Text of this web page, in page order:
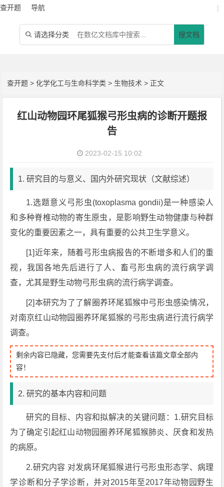
查开题 导航 |
 请选择分类 搜文档
查开题 >化学化工与生命科学类 > 生物技术 > 正文
红山动物园环尾狐猴弓形虫病的诊断开题报
告
2023-02-15 10:02
1. 研究目的与意义、国内外研究现状（文献综述）
1.选题意义弓形虫(toxoplasma gondii)是一种感染人
和多种脊椎动物的寄生原虫，是影响野生动物健康与种群
变化的重要因素之一，具有重要的公共卫生学意义。
[1]近年来，随着弓形虫病报告的不断增多和人们的重
视，我国各地先后进行了人、畜弓形虫病的流行病学调
查，尤其是野生动物弓形虫病的流行病学调查。
[2]本研究为了了解圈养环尾狐猴中弓形虫感染情况，
对南京红山动物园圈养环尾狐猴的弓形虫病进行流行病学
调查。
剩余内容已隐藏，您需要先支付后才能查看该篇文章全部内
容！
2. 研究的基本内容和问题
研究的目标、内容和拟解决的关键问题：1.研究目标
为了确定引起红山动物园圈养环尾狐猴肺炎、厌食和发热
的病原。
2.研究内容 对发病环尾狐猴进行弓形虫形态学、病理
学诊断和分子学诊断，并对2015年至2017年动物园野生